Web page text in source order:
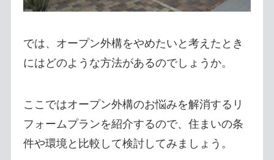
では、オープン外構をやめたいと考えたとき
にはどのような方法があるのでしょうか。
ここではオープン外構のお悩みを解消するリ
フォームプランを紹介するので、住まいの条
件や環境と比較して検討してみましょう。